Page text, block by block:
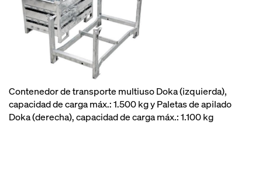
Contenedor de transporte multiuso Doka (izquierda),
capacidad de carga máx.: 1.500 kg y Paletas de apilado
Doka (derecha), capacidad de carga máx.: 1.100 kg